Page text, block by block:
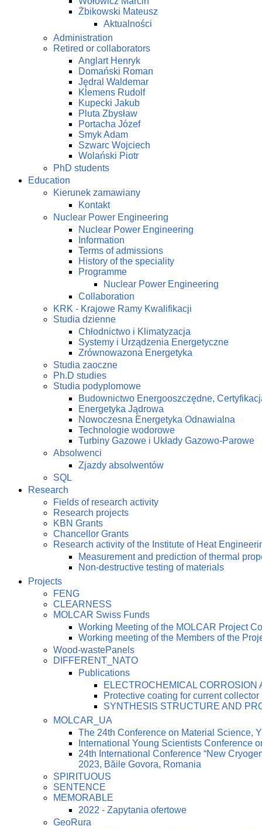
Żbikowski Mateusz
Aktualności
Administration
Retired or collaborators
Anglart Henryk
Domański Roman
Jędral Waldemar
Klemens Rudolf
Kupecki Jakub
Pluta Zbysław
Portacha Józef
Smyk Adam
Szwarc Wojciech
Wolański Piotr
PhD students
Education
Kierunek zamawiany
Kontakt
Nuclear Power Engineering
Nuclear Power Engineering
Information
Terms of admissions
History of the speciality
Programme
Nuclear Power Engineering
Collaboration
KRK - Krajowe Ramy Kwalifikacji
Studia dzienne
Chłodnictwo i Klimatyzacja
Systemy i Urządzenia Energetyczne
Zrównowazona Energetyka
Studia zaoczne
Ph.D studies
Studia podyplomowe
Budownictwo Energooszczędne,
Energetyka Jądrowa
Nowoczesna Energetyka Odnawialna
Technologie wodorowe
Turbiny Gazowe i Układy Gazowo-Parowe
Absolwenci
Zjazdy absolwentów
SQL
Research
Fields of research activity
Research projects
KBN Grants
Chancellor Grants
Research activity of the Institute of Heat
Measurement and prediction of thermal
Non-destructive testing of materials
Projects
FENG
CLEARNESS
MOLCAR Swiss Funds
Working Meeting of the MOLCAR Project
Working meeting of the Members of the
Wood-wastePanels
DIFFERENT_NATO
Publications
ELECTROCHEMICAL CORROSION
Protective coating for current
SYNTHESIS STRUCTURE AND
MOLCAR_UA
The 24th Conference on Material Science,
International Young Scientists Conference
24th International Conference “New
2023, Băile Govora, Romania
SPIRITUOUS
SENTENCE
MEMORABLE
2022 - Zapytania ofertowe
GeoRura